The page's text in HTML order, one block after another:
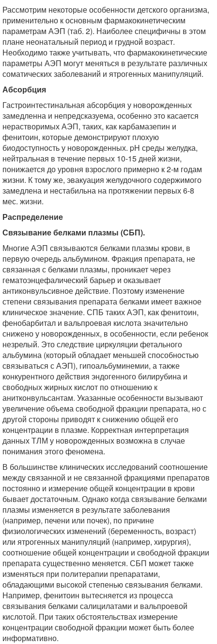
Рассмотрим некоторые особенности детского организма,
применительно к основным фармакокинетическим
параметрам АЭП (таб. 2). Наиболее специфичны в этом
плане неонатальный период и грудной возраст.
Необходимо также учитывать, что фармакокинетические
параметры АЭП могут меняться в результате различных
соматических заболеваний и ятрогенных манипуляций.
Абсорбция
Гастроинтестинальная абсорбция у новорожденных
замедленна и непредсказуема, особенно это касается
нерастворимых АЭП, таких, как карбамазепин и
фенитоин, которые демонстрируют плохую
биодоступность у новорожденных. pH среды желудка,
нейтральная в течение первых 10-15 дней жизни,
понижается до уровня взрослого примерно к 2-м годам
жизни. К тому же, эвакуация желудочного содержимого
замедлена и нестабильна на протяжении первых 6-8
мес. жизни.
Распределение
Связывание белками плазмы (СБП).
Многие АЭП связываются белками плазмы крови, в
первую очередь альбумином. Фракция препарата, не
связанная с белками плазмы, проникает через
гематоэнцефалический барьер и оказывает
антиконвульсивное действие. Поэтому изменение
степени связывания препарата белками имеет важное
клиническое значение. СПБ таких АЭП, как фенитоин,
фенобарбитал и вальпроевая кислота значительно
снижено у новорожденных, в особенности, если ребенок
незрелый. Это следствие циркуляции фетального
альбумина (который обладает меньшей способностью
связываться с АЭП), гипоальбуминемии, а также
конкурентного действия эндогенного билирубина и
свободных жирных кислот по отношению к
анитконвульсантам. Указанные особенности вызывают
увеличение объема свободной фракции препарата, но с
другой стороны приводят к снижению общей его
концентрации в плазме. Корректная интерпретация
данных ТЛМ у новорожденных возможна в случае
понимания этого феномена.
В большинстве клинических исследований соотношение
между связанной и не связанной фракциями препаратов
постоянно и измерение общей концентрации в крови
бывает достаточным. Однако когда связывание белками
плазмы изменяется в результате заболевания
(например, печени или почек), по причине
физиологических изменений (беременность, возраст)
или ятрогенных манипуляций (например, хирургия),
соотношение общей концентрации и свободной фракции
препарата существенно меняется. СБП может также
изменяться при политерапии препаратами,
обладающими высокой степенью связывания белками.
Например, фенитоин вытесняется из процесса
связывания белками салицилатами и вальпроевой
кислотой. При таких обстоятельствах измерение
концентрации свободной фракции может быть более
информативно.